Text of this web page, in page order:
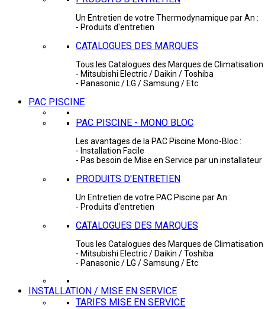
Un Entretien de votre Thermodynamique par An :
- Produits d'entretien
CATALOGUES DES MARQUES
Tous les Catalogues des Marques de Climatisation
- Mitsubishi Electric / Daikin / Toshiba
- Panasonic / LG / Samsung / Etc
PAC PISCINE
PAC PISCINE - MONO BLOC
Les avantages de la PAC Piscine Mono-Bloc :
- Installation Facile
- Pas besoin de Mise en Service par un installateur
PRODUITS D'ENTRETIEN
Un Entretien de votre PAC Piscine par An :
- Produits d'entretien
CATALOGUES DES MARQUES
Tous les Catalogues des Marques de Climatisation
- Mitsubishi Electric / Daikin / Toshiba
- Panasonic / LG / Samsung / Etc
INSTALLATION / MISE EN SERVICE
TARIFS MISE EN SERVICE